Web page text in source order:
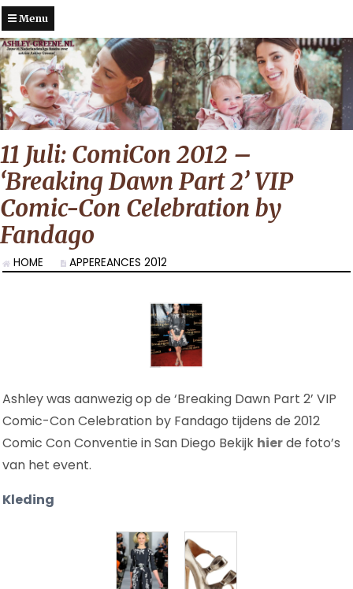
Menu
11 Juli: ComiCon 2012 –
‘Breaking Dawn Part 2’ VIP
Comic-Con Celebration by
Fandago
HOME APPEREANCES 2012
Ashley was aanwezig op de ‘Breaking Dawn Part 2’ VIP
Comic-Con Celebration by Fandago tijdens de 2012
Comic Con Conventie in San Diego Bekijk hierde foto’s
van het event.
Kleding